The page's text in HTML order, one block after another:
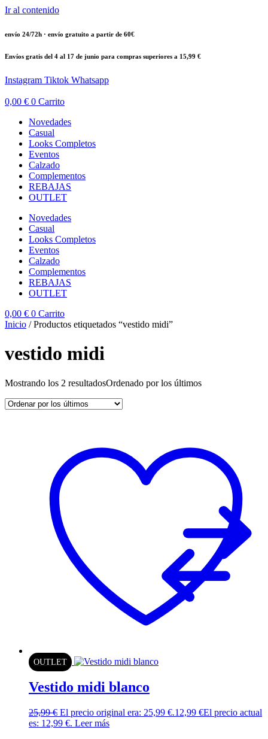
Ir al contenido
envío 24/72h · envío gratuito a partir de 60€
Envíos gratis del 4 al 17 de junio para compras superiores a 15,99 €
Instagram Tiktok Whatsapp
0,00 € 0 Carrito
Novedades
Casual
Looks Completos
Eventos
Calzado
Complementos
REBAJAS
OUTLET
Novedades
Casual
Looks Completos
Eventos
Calzado
Complementos
REBAJAS
OUTLET
0,00 € 0 Carrito
Inicio / Productos etiquetados “vestido midi”
vestido midi
Mostrando los 2 resultadosOrdenado por los últimos
OUTLET
Vestido midi blanco
25,99€ El precio original era: 25,99 €.12,99 €El precio actual
es: 12,99 €. Leer más